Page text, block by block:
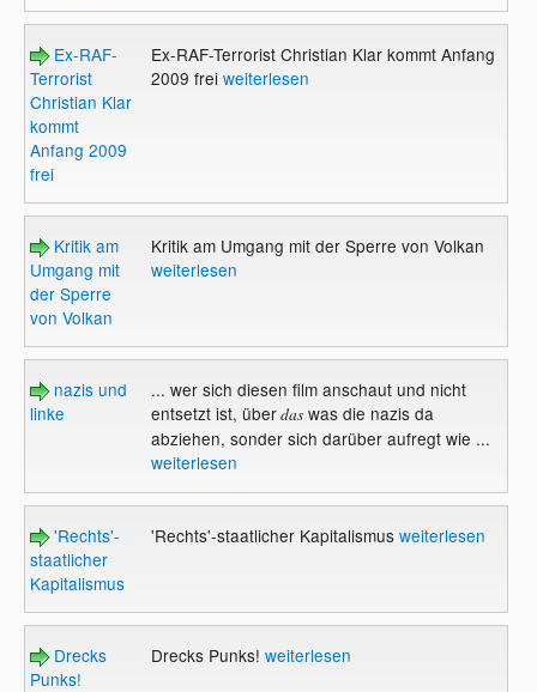
Ex-RAF-
Terrorist
Christian Klar
kommt
Anfang 2009
frei
Ex-RAF-Terrorist Christian Klar kommt Anfang
2009 frei weiterlesen
Kritik am
Umgang mit
der Sperre
von Volkan
Kritik am Umgang mit der Sperre von Volkan
weiterlesen
nazis und
linke
... wer sich diesen film anschaut und nicht
entsetzt ist, überdaswas die nazis da
abziehen, sonder sich darüber aufregt wie ...
weiterlesen
'Rechts'-
staatlicher
Kapitalismus
'Rechts'-staatlicher Kapitalismus weiterlesen
Drecks
Punks!
Drecks Punks! weiterlesen